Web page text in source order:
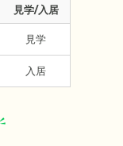
見学/入居
見学
入居